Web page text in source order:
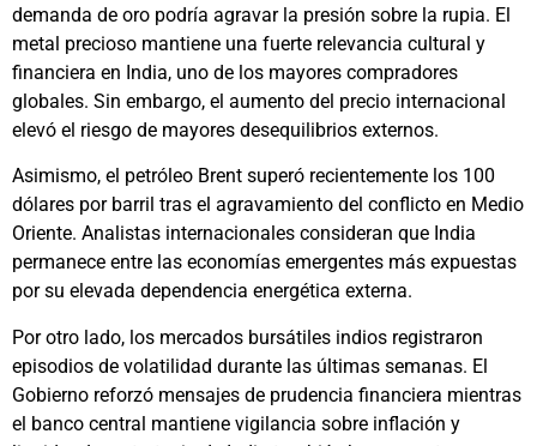
demanda de oro podría agravar la presión sobre la rupia. El
metal precioso mantiene una fuerte relevancia cultural y
financiera en India, uno de los mayores compradores
globales. Sin embargo, el aumento del precio internacional
elevó el riesgo de mayores desequilibrios externos.
Asimismo, el petróleo Brent superó recientemente los 100
dólares por barril tras el agravamiento del conflicto en Medio
Oriente. Analistas internacionales consideran que India
permanece entre las economías emergentes más expuestas
por su elevada dependencia energética externa.
Por otro lado, los mercados bursátiles indios registraron
episodios de volatilidad durante las últimas semanas. El
Gobierno reforzó mensajes de prudencia financiera mientras
el banco central mantiene vigilancia sobre inflación y